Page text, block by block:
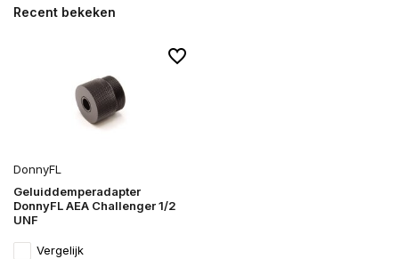
Recent bekeken
DonnyFL
Geluiddemperadapter
DonnyFL AEA Challenger 1/2
UNF
Vergelijk